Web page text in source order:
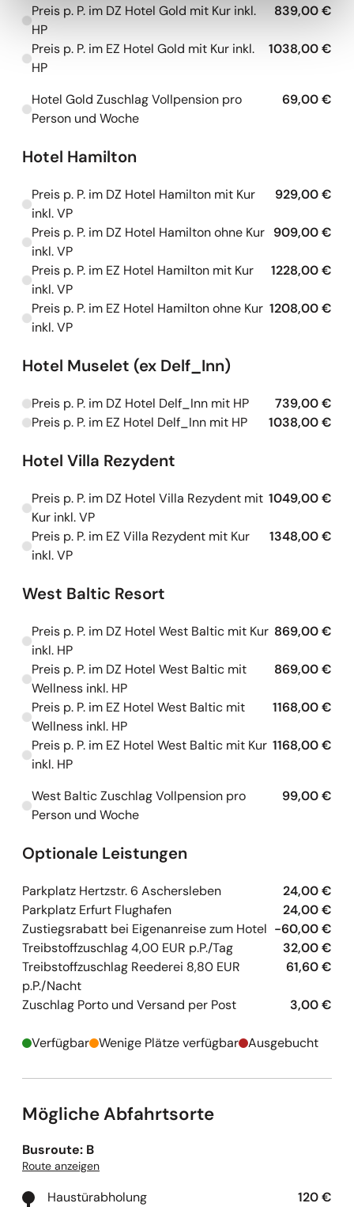
Kapazitäten werden geladen
Preis p. P. im DZ Hotel Gold mit Kur inkl.
HP
839,00 €
Kapazitäten werden geladen
Preis p. P. im EZ Hotel Gold mit Kur inkl.
HP
1038,00 €
Kapazitäten werden geladen
Hotel Gold Zuschlag Vollpension pro
Person und Woche
69,00 €
Hotel Hamilton
Kapazitäten werden geladen
Preis p. P. im DZ Hotel Hamilton mit Kur
inkl. VP
929,00 €
Kapazitäten werden geladen
Preis p. P. im DZ Hotel Hamilton ohne Kur
inkl. VP
909,00 €
Kapazitäten werden geladen
Preis p. P. im EZ Hotel Hamilton mit Kur
inkl. VP
1228,00 €
Kapazitäten werden geladen
Preis p. P. im EZ Hotel Hamilton ohne Kur
inkl. VP
1208,00 €
Hotel Muselet (ex Delf_Inn)
Kapazitäten werden geladen
Preis p. P. im DZ Hotel Delf_Inn mit HP 739,00 €
Kapazitäten werden geladen
Preis p. P. im EZ Hotel Delf_Inn mit HP 1038,00 €
Hotel Villa Rezydent
Kapazitäten werden geladen
Preis p. P. im DZ Hotel Villa Rezydent mit
Kur inkl. VP
1049,00 €
Kapazitäten werden geladen
Preis p. P. im EZ Villa Rezydent mit Kur
inkl. VP
1348,00 €
West Baltic Resort
Kapazitäten werden geladen
Preis p. P. im DZ Hotel West Baltic mit Kur
inkl. HP
869,00 €
Kapazitäten werden geladen
Preis p. P. im DZ Hotel West Baltic mit
Wellness inkl. HP
869,00 €
Kapazitäten werden geladen
Preis p. P. im EZ Hotel West Baltic mit
Wellness inkl. HP
1168,00 €
Kapazitäten werden geladen
Preis p. P. im EZ Hotel West Baltic mit Kur
inkl. HP
1168,00 €
Kapazitäten werden geladen
West Baltic Zuschlag Vollpension pro
Person und Woche
99,00 €
Optionale Leistungen
Parkplatz Hertzstr. 6 Aschersleben
24,00 €
Parkplatz Erfurt Flughafen
24,00 €
Zustiegsrabatt bei Eigenanreise zum Hotel -60,00 €
Treibstoffzuschlag 4,00 EUR p.P./Tag
32,00 €
Treibstoffzuschlag Reederei 8,80 EUR
p.P./Nacht
61,60 €
Zuschlag Porto und Versand per Post 3,00 €
Verfügbar Wenige Plätze verfügbar Ausgebucht
Mögliche Abfahrtsorte
Busroute: B
Route anzeigen
Haustürabholung
120 €